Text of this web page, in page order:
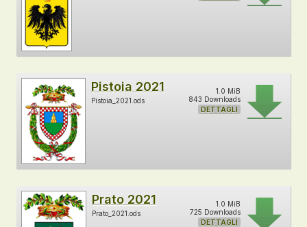
Pistoia 2021
Pistoia_2021.ods
1.0 MiB
843 Downloads
DETTAGLI
Prato 2021
Prato_2021.ods
1.0 MiB
725 Downloads
DETTAGLI